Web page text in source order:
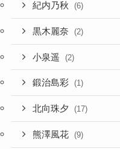
紀内乃秋 (6)
黒木麗奈 (2)
小泉遥 (2)
鍛治島彩 (1)
北向珠夕 (17)
熊澤風花 (9)